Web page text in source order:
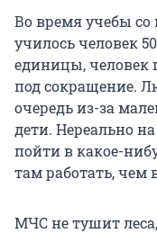
Во время учебы
училось человек
единицы, человек
под сокращение.
очередь из-за
дети. Нереально
пойти в какое-
там работать, чем
МЧС не тушит